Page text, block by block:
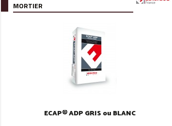
MORTIER
ECAP® ADP GRIS ou BLANC